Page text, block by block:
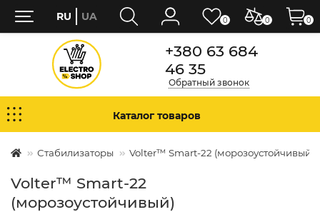
+380 63 684
46 35
Обратный звонок
Каталог товаров
Стабилизаторы Volter™ Smart-22 (морозоустойчивый)
Volter™ Smart-22
(морозоустойчивый)
0 0
RU UA 0